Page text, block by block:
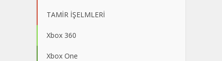
TAMİR İŞELMLERİ
Xbox 360
Xbox One